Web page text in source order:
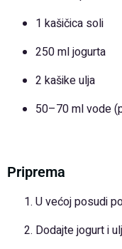
1 kašičica soli
250 ml jogurta
2 kašike ulja
50–70 ml vode
Priprema
U većoj posudi
Dodajte jogurt i